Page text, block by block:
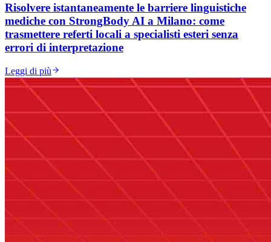
Risolvere istantaneamente le barriere linguistiche
mediche con StrongBody AI a Milano: come
trasmettere referti locali a specialisti esteri senza
errori di interpretazione
Leggi di più